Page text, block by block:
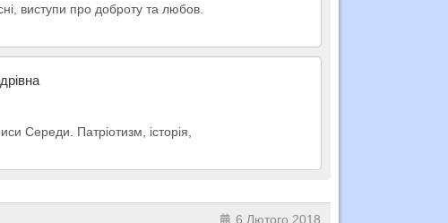
виступи про доброту та любов.
Середи. Патріотизм, історія,
6 Лютого 2018